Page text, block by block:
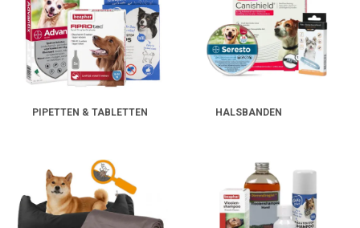
PIPETTEN & TABLETTEN HALSBANDEN